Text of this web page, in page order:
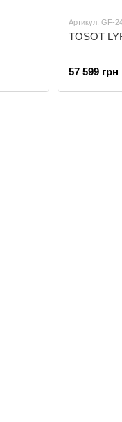
Артикул: GF-
TOSOT
57 599 грн